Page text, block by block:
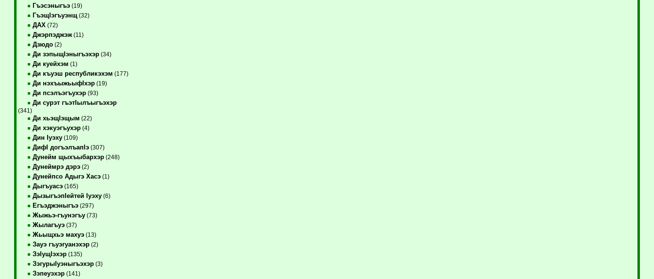
Гъэсэныгъэ(19)
ГъэщIэгъуэнщ(32)
ДАХ (72)
Джэрпэджэж(11)
Дзюдо(2)
Ди зэпыщIэныгъэхэр(34)
Ди куейхэм (1)
Ди къуэш республикэхэм (177)
Ди нэхъыжьыфIхэр(19)
Ди псэлъэгъухэр(93)
Ди сурэт гъэтIылъыгъэхэр
(341)
Ди хьэщIэщым (22)
Ди хэкуэгъухэр(4)
Дин Iуэху(109)
ДифI догъэлъапIэ(307)
Дунейм щыхъыбархэр(248)
Дунеймрэ дэрэ(2)
Дунейпсо Адыгэ Хасэ(1)
Дыгъуасэ(165)
ДызыгъэпIейтей Iуэху(6)
Егъэджэныгъэ(297)
Жыжьэ-гъунэгъу(73)
Жылагъуэ(37)
Жьыщхьэ махуэ(13)
Зауэ гъуэгуанэхэр(2)
ЗэIущIэхэр(135)
ЗэгурыIуэныгъэхэр(3)
Зэпеуэхэр(141)